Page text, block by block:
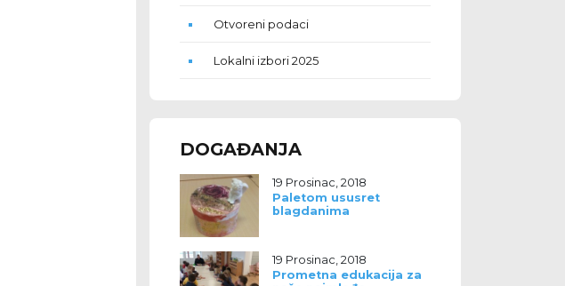
Otvoreni podaci
Lokalni izbori 2025
DOGAĐANJA
19 Prosinac, 2018
Paletom ususret
blagdanima
19 Prosinac, 2018
Prometna edukacija za